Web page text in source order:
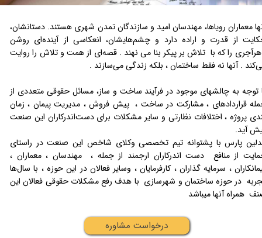
معماران رویاها، مهندسان امید و سازندگان تمدن‌ شهری هستند. دستانشان،
از قدرت و اراده دارد و چشم‌هایشان، انعکاسی از آینده‌ای روشن
را که با تلاش بر پیکر بنا می نهند . قصه‌ای از همت و تلاش را روایت
. آنها نه فقط ساختمان ، بلکه زندگی می‌سازند .
توجه به چالشهای موجود‌ در فرآیند ساخت و ساز، مسائل حقوقی متعددی از
قراردادهای ، مشارکت در ساخت ، پیش فروش ، مدیریت پیمان ، زمان
پروژه ، اختلافات نظارتی و سایر مشکلات برای دست‌اندرکاران این صنعت
آید.
پارس با پشتوانه تیم تخصصی وکلای شاخص این صنعت در راستای
از منافع دست اندرکاران ارجمند از جمله ، مهندسان ، معماران ،
، سرمایه گذاران ، کارفرمایان ، وسایر فعالان در این حوزه ، با سال‌ها
در حوزه ساختمان و شهرسازی با هدف رفع مشکلات حقوقی فعالان این
همراه آنها میباشد
درخواست مشاوره